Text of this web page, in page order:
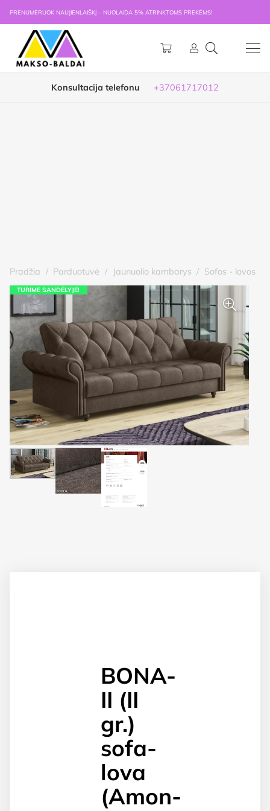
PRENUMERUOK NAUJIENLAIŠKĮ – NUOLAIDA 5% ATRINKTOMS PREKĖMS!
Konsultacija telefonu +37061717012
Pradžia / Parduotuvė / Jaunuolio kambarys / Sofos - lovos
TURIME SANDĖLYJE!
BONA-
II (II
gr.)
sofa-
lova
(Amon-